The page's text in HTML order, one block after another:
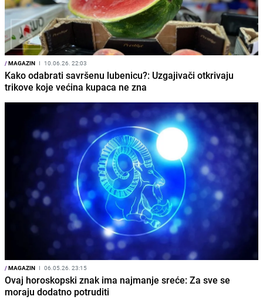
/MAGAZIN I 10.06.26. 22:03
Kako odabrati savršenu lubenicu?: Uzgajivači otkrivaju
trikove koje većina kupaca ne zna
/MAGAZIN I 06.05.26. 23:15
Ovaj horoskopski znak ima najmanje sreće: Za sve se
moraju dodatno potruditi